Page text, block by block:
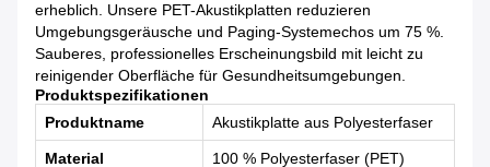
erheblich. Unsere PET-Akustikplatten reduzieren
Umgebungsgeräusche und Paging-Systemechos um 75 %.
Sauberes, professionelles Erscheinungsbild mit leicht zu
reinigender Oberfläche für Gesundheitsumgebungen.
Produktspezifikationen
Produktname
Akustikplatte aus Polyesterfaser
Material 100 % Polyesterfaser (PET)